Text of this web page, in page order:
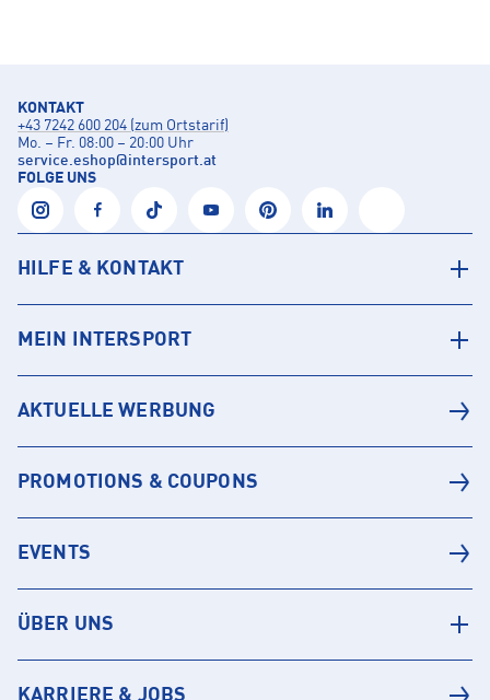
KONTAKT
+43 7242 600 204 (zum Ortstarif)
Mo. – Fr. 08:00 – 20:00 Uhr
service.eshop@intersport.at
FOLGE UNS
HILFE & KONTAKT
MEIN INTERSPORT
AKTUELLE WERBUNG
PROMOTIONS & COUPONS
EVENTS
ÜBER UNS
KARRIERE & JOBS